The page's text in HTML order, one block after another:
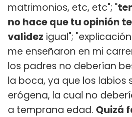
matrimonios, etc, etc"; "
no hace que tu opinión
validez igual";
me enseñaron en mi
los padres no deberían
la boca, ya que los labios
erógena, la cual no
a temprana edad. Quizá